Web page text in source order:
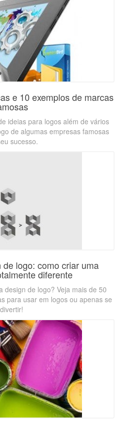
e 10 exemplos de marcas
ideias para logos além de vários
de algumas empresas famosas
sucesso.
logo: como criar uma
diferente
design de logo? Veja mais de 50
para usar em logos ou apenas se
divertir!